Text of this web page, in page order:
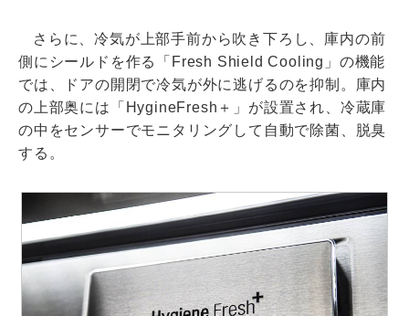
さらに、冷気が上部手前から吹き下ろし、庫内の前
側にシールドを作る「Fresh Shield Cooling」の機能
では、ドアの開閉で冷気が外に逃げるのを抑制。庫内
の上部奥には「HygineFresh＋」が設置され、冷蔵庫
の中をセンサーでモニタリングして自動で除菌、脱臭
する。